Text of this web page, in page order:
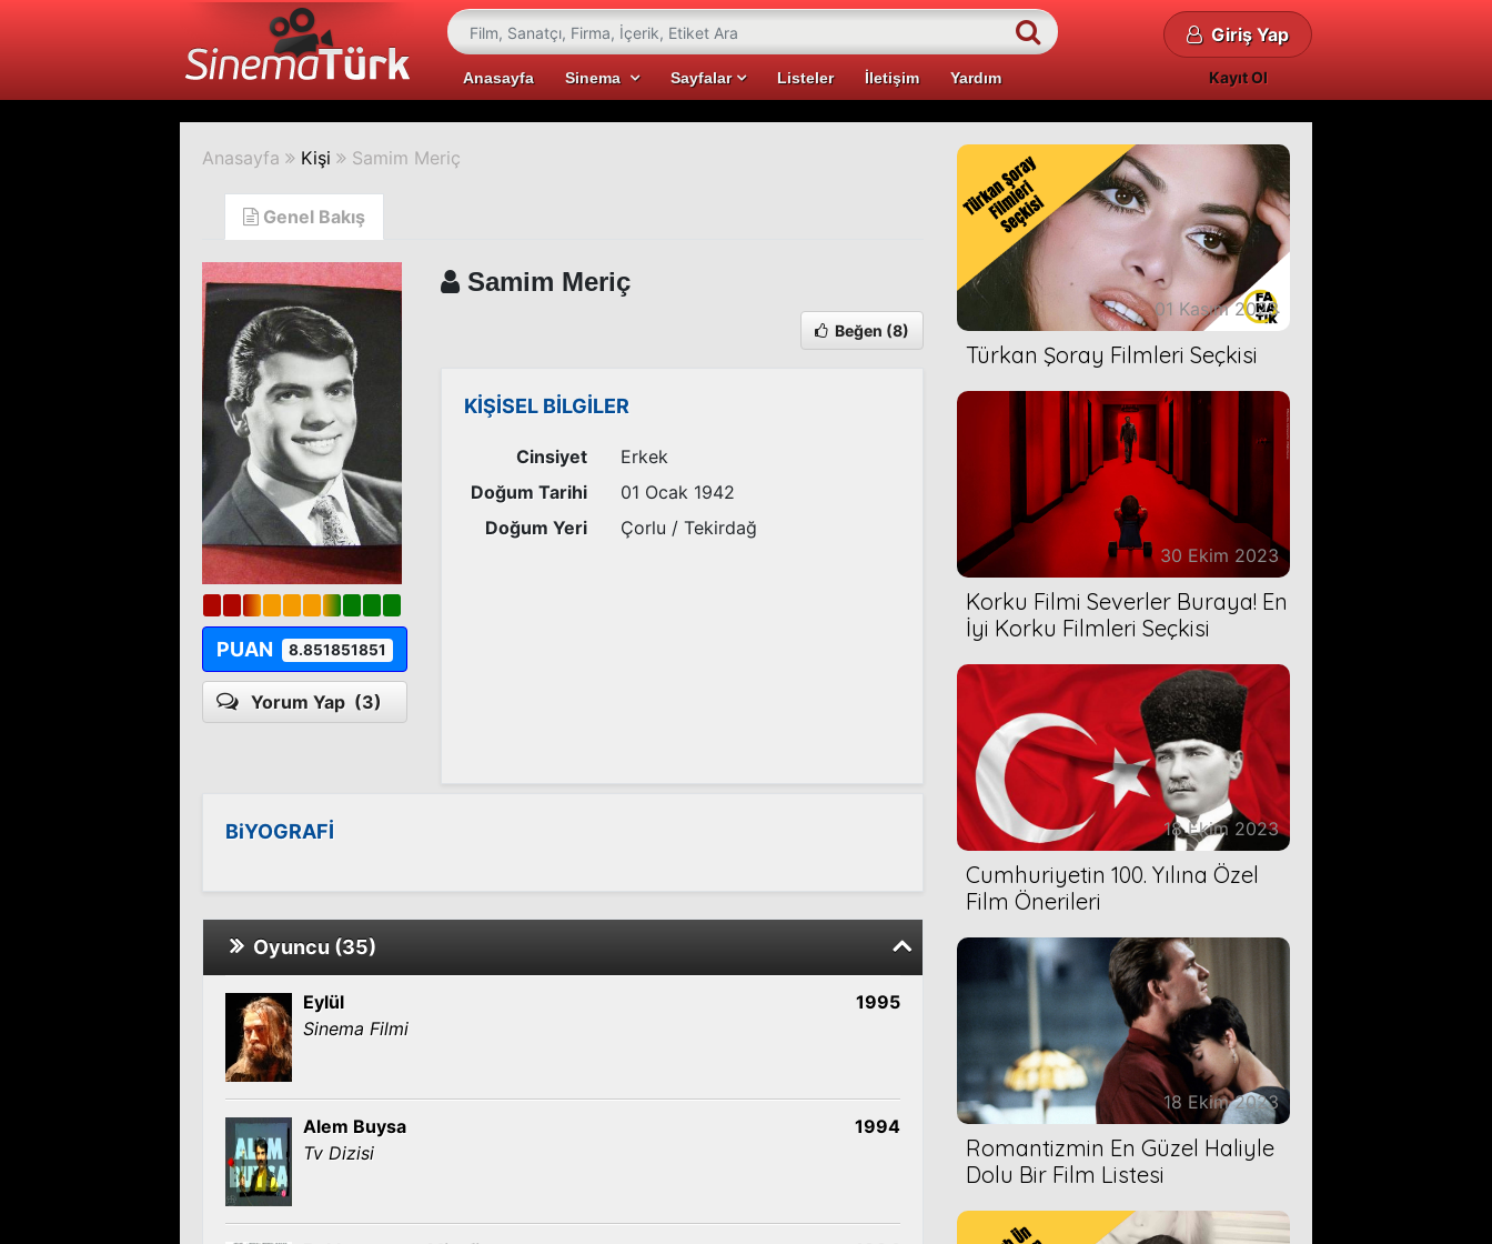
Anasayfa Sinema Sayfalar Listeler İletişim Yardım
Giriş Yap
Kayıt Ol
Anasayfa Kişi Samim Meriç
Genel Bakış
PUAN 8.851851851
Yorum Yap (3)
Samim Meriç
Beğen (8)
KİŞİSEL BİLGİLER
Cinsiyet
Erkek
Doğum Tarihi
01 Ocak 1942
Doğum Yeri
Çorlu / Tekirdağ
BiYOGRAFİ
Oyuncu (35)
Eylül
Sinema Filmi
1995
Alem Buysa
Tv Dizisi
1994
01 Kasım 2023
Türkan Şoray Filmleri Seçkisi
30 Ekim 2023
Korku Filmi Severler Buraya! En
İyi Korku Filmleri Seçkisi
18 Ekim 2023
Cumhuriyetin 100. Yılına Özel
Film Önerileri
18 Ekim 2023
Romantizmin En Güzel Haliyle
Dolu Bir Film Listesi